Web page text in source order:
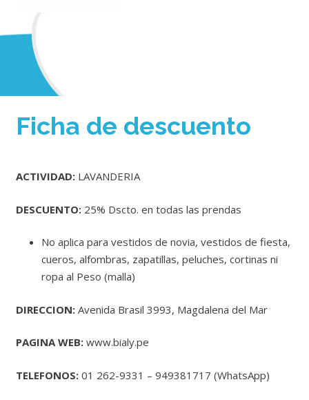
Ficha de descuento
ACTIVIDAD: LAVANDERIA
DESCUENTO:25% Dscto. en todas las prendas
No aplica para vestidos de novia, vestidos de fiesta,
cueros, alfombras, zapatillas, peluches, cortinas ni
ropa al Peso (malla)
DIRECCION:Avenida Brasil 3993, Magdalena del Mar
PAGINA WEB:www.bialy.pe
TELEFONOS:01 262-9331 – 949381717 (WhatsApp)